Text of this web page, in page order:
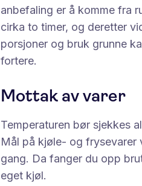
anbefaling er å komme fra
cirka to timer, og deretter
porsjoner og bruk grunne
fortere.
Mottak av varer
Temperaturen bør sjekkes
Mål på kjøle- og frysevarer
gang. Da fanger du opp
eget kjøl.